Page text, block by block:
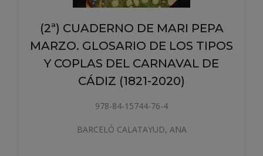
(2ª) CUADERNO DE MARI PEPA
MARZO. GLOSARIO DE LOS TIPOS
Y COPLAS DEL CARNAVAL DE
CÁDIZ (1821-2020)
978-84-15744-76-4
BARCELÓ CALATAYUD, ANA